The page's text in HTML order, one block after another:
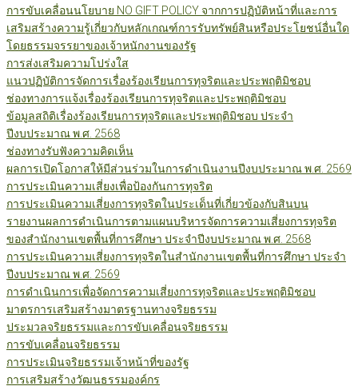
การขับเคลื่อนนโยบาย NO GIFT POLICY จากการปฏิบัติหน้าที่และการ
เสริมสร้างความรู้เกี่ยวกับหลักเกณฑ์การรับทรัพย์สินหรือประโยชน์อื่นใด
โดยธรรมจรรยาของเจ้าหนักงานของรัฐ
การส่งเสริมความโปร่งใส
แนวปฏิบัติการจัดการเรื่องร้องเรียนการทุจริตและประพฤติมิชอบ
ช่องทางการแจ้งเรื่องร้องเรียนการทุจริตและประพฤติมิชอบ
ข้อมูลสถิติเรื่องร้องเรียนการทุจริตและประพฤติมิชอบ ประจำ
ปีงบประมาณ พ.ศ. 2568
ช่องทางรับฟังความคิดเห็น
ผลการเปิดโอกาสให้มีส่วนร่วมในการดำเนินงานปีงบประมาณ พ.ศ. 2569
การประเมินความเสี่ยงเพื่อป้องกันการทุจริต
การประเมินความเสี่ยงการทุจริตในประเด็นที่เกี่ยวข้องกับสินบน
รายงานผลการดำเนินการตามแผนบริหารจัดการความเสี่ยงการทุจริต
ของสำนักงานเขตพื้นที่การศึกษา ประจำปีงบประมาณ พ.ศ. 2568
การประเมินความเสี่ยงการทุจริตในสำนักงานเขตพื้นที่การศึกษา ประจำ
ปีงบประมาณ พ.ศ. 2569
การดำเนินการเพื่อจัดการความเสี่ยงการทุจริตและประพฤติมิชอบ
มาตรการเสริมสร้างมาตรฐานทางจริยธรรม
ประมวลจริยธรรมและการขับเคลื่อนจริยธรรม
การขับเคลื่อนจริยธรรม
การประเมินจริยธรรมเจ้าหน้าที่ของรัฐ
การเสริมสร้างวัฒนธรรมองค์กร